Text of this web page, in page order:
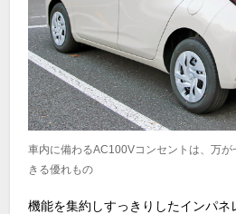
車内に備わるAC100Vコンセントは、万
きる優れもの
機能を集約しすっきりしたインパネ